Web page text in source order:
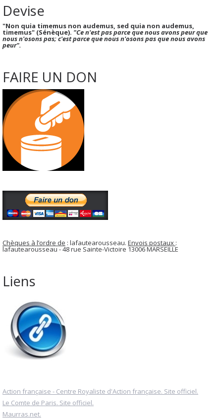
Devise
"Non quia timemus non audemus, sed quia non audemus,
timemus" (Sénèque). "Ce n'est pas parce que nous avons peur que
nous n'osons pas; c'est parce que nous n'osons pas que nous avons
peur".
FAIRE UN DON
Chèques à l’ordre de : lafautearousseau. Envois postaux :
lafautearousseau - 48 rue Sainte-Victoire 13006 MARSEILLE
Liens
Action française - Centre Royaliste d'Action française. Site officiel.
Le Comte de Paris. Site officiel.
Maurras.net.